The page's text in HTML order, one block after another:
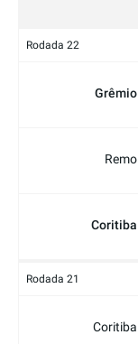
Rodada 22
Grêmio
Remo
Coritiba
Rodada 21
Coritiba